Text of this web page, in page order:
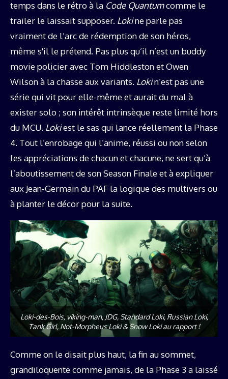
temps dans le rétro à la Code Quantumcomme le
trailer le laissait supposer. Lokine parle pas
vraiment de l’arc de rédemption de son héros,
même s'il le prétend. Pas plus qu’il n’est un buddy
movie policier avec Tom Hiddleston et Owen
Wilson à la chasse aux variants. Lokin’est pas une
série qui vit pour elle-même et aurait du mal à
exister solo ; son intérêt intrinsèque reste limité hors
du MCU. Lokiest le sas qui lance réellement la Phase
4. Tout l’enrobage qui l’anime, réussi ou non selon
les appréciations de chacun et chacune, ne sert qu’à
l’aboutissement de son Season Finale et à expliquer
aux Jean-Germain du PAF la logique des multivers ou
à planter le décor pour la suite.
Loki-des-Bois, viking-man, JDG, Standard Loki, Russian Loki,
Tank Girl, Not-Morpheus Loki & Snow Loki au rapport !
Comme on le disait plus haut, la fin au sommet,
grandiloquente comme jamais, de la Phase 3 a laissé